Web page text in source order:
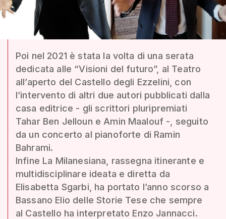
Poi nel 2021 è stata la volta di una serata
dedicata alle “Visioni del futuro”, al Teatro
all’aperto del Castello degli Ezzelini, con
l’intervento di altri due autori pubblicati dalla
casa editrice - gli scrittori pluripremiati
Tahar Ben Jelloun e Amin Maalouf -, seguito
da un concerto al pianoforte di Ramin
Bahrami.
Infine La Milanesiana, rassegna itinerante e
multidisciplinare ideata e diretta da
Elisabetta Sgarbi, ha portato l’anno scorso a
Bassano Elio delle Storie Tese che sempre
al Castello ha interpretato Enzo Jannacci.